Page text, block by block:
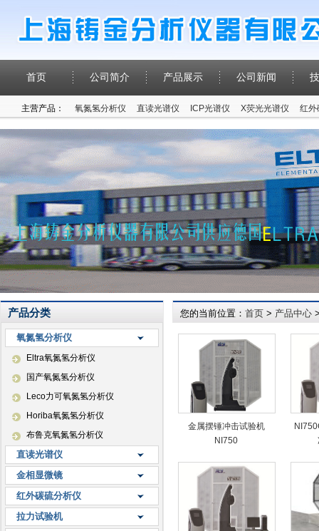
首页 公司简介 产品展示 公司新闻
主营产品： 氧氮氢分析仪 直读光谱仪 ICP光谱仪 X荧光光谱仪 红外
产品分类
氧氮氢分析仪
Eltra氧氮氢分析仪
国产氧氮氢分析仪
Leco力可氧氮氢分析仪
Horiba氧氮氢分析仪
布鲁克氧氮氢分析仪
直读光谱仪
金相显微镜
红外碳硫分析仪
拉力试验机
您的当前位置： 首页 > 产品中心
金属摆锤冲击试验机
NI750